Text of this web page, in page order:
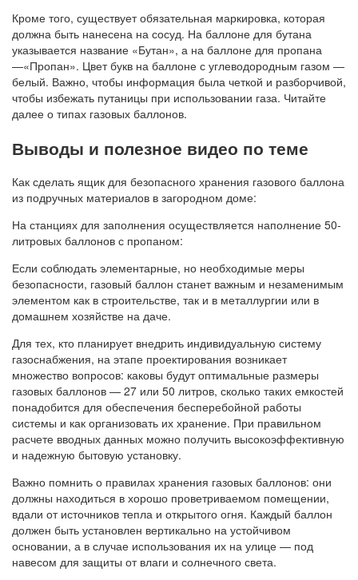
Кроме того, существует обязательная маркировка, которая
должна быть нанесена на сосуд. На баллоне для бутана
указывается название «Бутан», а на баллоне для пропана
—«Пропан». Цвет букв на баллоне с углеводородным газом —
белый. Важно, чтобы информация была четкой и разборчивой,
чтобы избежать путаницы при использовании газа. Читайте
далее о типах газовых баллонов.
Выводы и полезное видео по теме
Как сделать ящик для безопасного хранения газового баллона
из подручных материалов в загородном доме:
На станциях для заполнения осуществляется наполнение 50-
литровых баллонов с пропаном:
Если соблюдать элементарные, но необходимые меры
безопасности, газовый баллон станет важным и незаменимым
элементом как в строительстве, так и в металлургии или в
домашнем хозяйстве на даче.
Для тех, кто планирует внедрить индивидуальную систему
газоснабжения, на этапе проектирования возникает
множество вопросов: каковы будут оптимальные размеры
газовых баллонов — 27 или 50 литров, сколько таких емкостей
понадобится для обеспечения бесперебойной работы
системы и как организовать их хранение. При правильном
расчете вводных данных можно получить высокоэффективную
и надежную бытовую установку.
Важно помнить о правилах хранения газовых баллонов: они
должны находиться в хорошо проветриваемом помещении,
вдали от источников тепла и открытого огня. Каждый баллон
должен быть установлен вертикально на устойчивом
основании, а в случае использования их на улице — под
навесом для защиты от влаги и солнечного света.